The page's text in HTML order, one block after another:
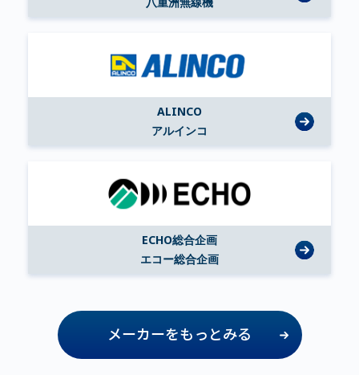
ALINCO
アルインコ
ECHO総合企画
エコー総合企画
メーカーをもっとみる